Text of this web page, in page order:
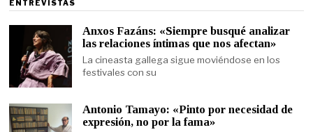
ENTREVISTAS
Anxos Fazáns: «Siempre busqué analizar
las relaciones íntimas que nos afectan»
La cineasta gallega sigue moviéndose en los
festivales con su
Antonio Tamayo: «Pinto por necesidad de
expresión, no por la fama»